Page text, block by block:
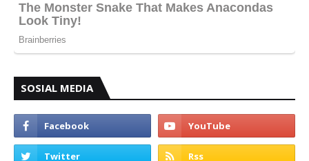
SOSIAL MEDIA